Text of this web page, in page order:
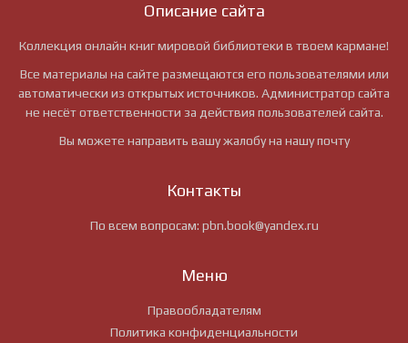
Описание сайта
Коллекция онлайн книг мировой библиотеки в твоем кармане!
Все материалы на сайте размещаются его пользователями или
автоматически из открытых источников. Администратор сайта
не несёт ответственности за действия пользователей сайта.
Вы можете направить вашу жалобу на нашу почту
Контакты
По всем вопросам: pbn.book@yandex.ru
Меню
Правообладателям
Политика конфиденциальности